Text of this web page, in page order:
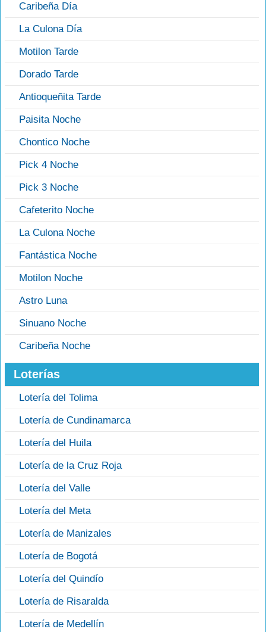
Caribeña Día
La Culona Día
Motilon Tarde
Dorado Tarde
Antioqueñita Tarde
Paisita Noche
Chontico Noche
Pick 4 Noche
Pick 3 Noche
Cafeterito Noche
La Culona Noche
Fantástica Noche
Motilon Noche
Astro Luna
Sinuano Noche
Caribeña Noche
Loterías
Lotería del Tolima
Lotería de Cundinamarca
Lotería del Huila
Lotería de la Cruz Roja
Lotería del Valle
Lotería del Meta
Lotería de Manizales
Lotería de Bogotá
Lotería del Quindío
Lotería de Risaralda
Lotería de Medellín